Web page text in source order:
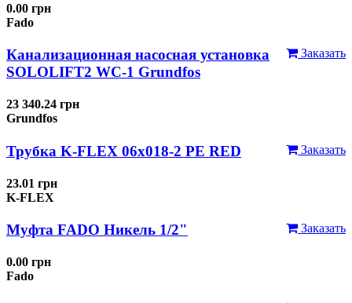
0.00 грн
Fado
Заказать
Канализационная насосная установка
SOLOLIFT2 WC-1 Grundfos
23 340.24 грн
Grundfos
Заказать
Трубка K-FLEX 06x018-2 РЕ RED
23.01 грн
K-FLEX
Заказать
Муфта FADO Никель 1/2"
0.00 грн
Fado